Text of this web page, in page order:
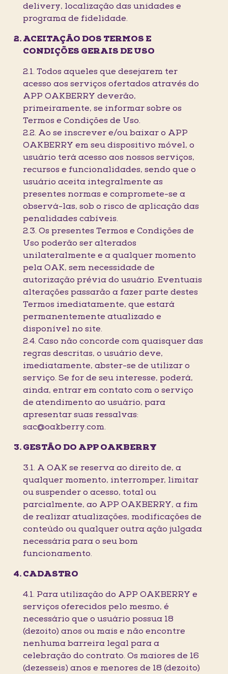
delivery, localização das unidades e
programa de fidelidade.
ACEITAÇÃO DOS TERMOS E
CONDIÇÕES GERAIS DE USO
2.1. Todos aqueles que desejarem ter
acesso aos serviços ofertados através do
APP OAKBERRY deverão,
primeiramente, se informar sobre os
Termos e Condições de Uso.
2.2. Ao se inscrever e/ou baixar o APP
OAKBERRY em seu dispositivo móvel, o
usuário terá acesso aos nossos serviços,
recursos e funcionalidades, sendo que o
usuário aceita integralmente as
presentes normas e compromete-se a
observá-las, sob o risco de aplicação das
penalidades cabíveis.
2.3. Os presentes Termos e Condições de
Uso poderão ser alterados
unilateralmente e a qualquer momento
pela OAK, sem necessidade de
autorização prévia do usuário. Eventuais
alterações passarão a fazer parte destes
Termos imediatamente, que estará
permanentemente atualizado e
disponível no site.
2.4. Caso não concorde com quaisquer das
regras descritas, o usuário deve,
imediatamente, abster-se de utilizar o
serviço. Se for de seu interesse, poderá,
ainda, entrar em contato com o serviço
de atendimento ao usuário, para
apresentar suas ressalvas:
sac@oakberry.com.
GESTÃO DO APP OAKBERRY
3.1. A OAK se reserva ao direito de, a
qualquer momento, interromper, limitar
ou suspender o acesso, total ou
parcialmente, ao APP OAKBERRY, a fim
de realizar atualizações, modificações de
conteúdo ou qualquer outra ação julgada
necessária para o seu bom
funcionamento.
CADASTRO
4.1. Para utilização do APP OAKBERRY e
serviços oferecidos pelo mesmo, é
necessário que o usuário possua 18
(dezoito) anos ou mais e não encontre
nenhuma barreira legal para a
celebração do contrato. Os maiores de 16
(dezesseis) anos e menores de 18 (dezoito)